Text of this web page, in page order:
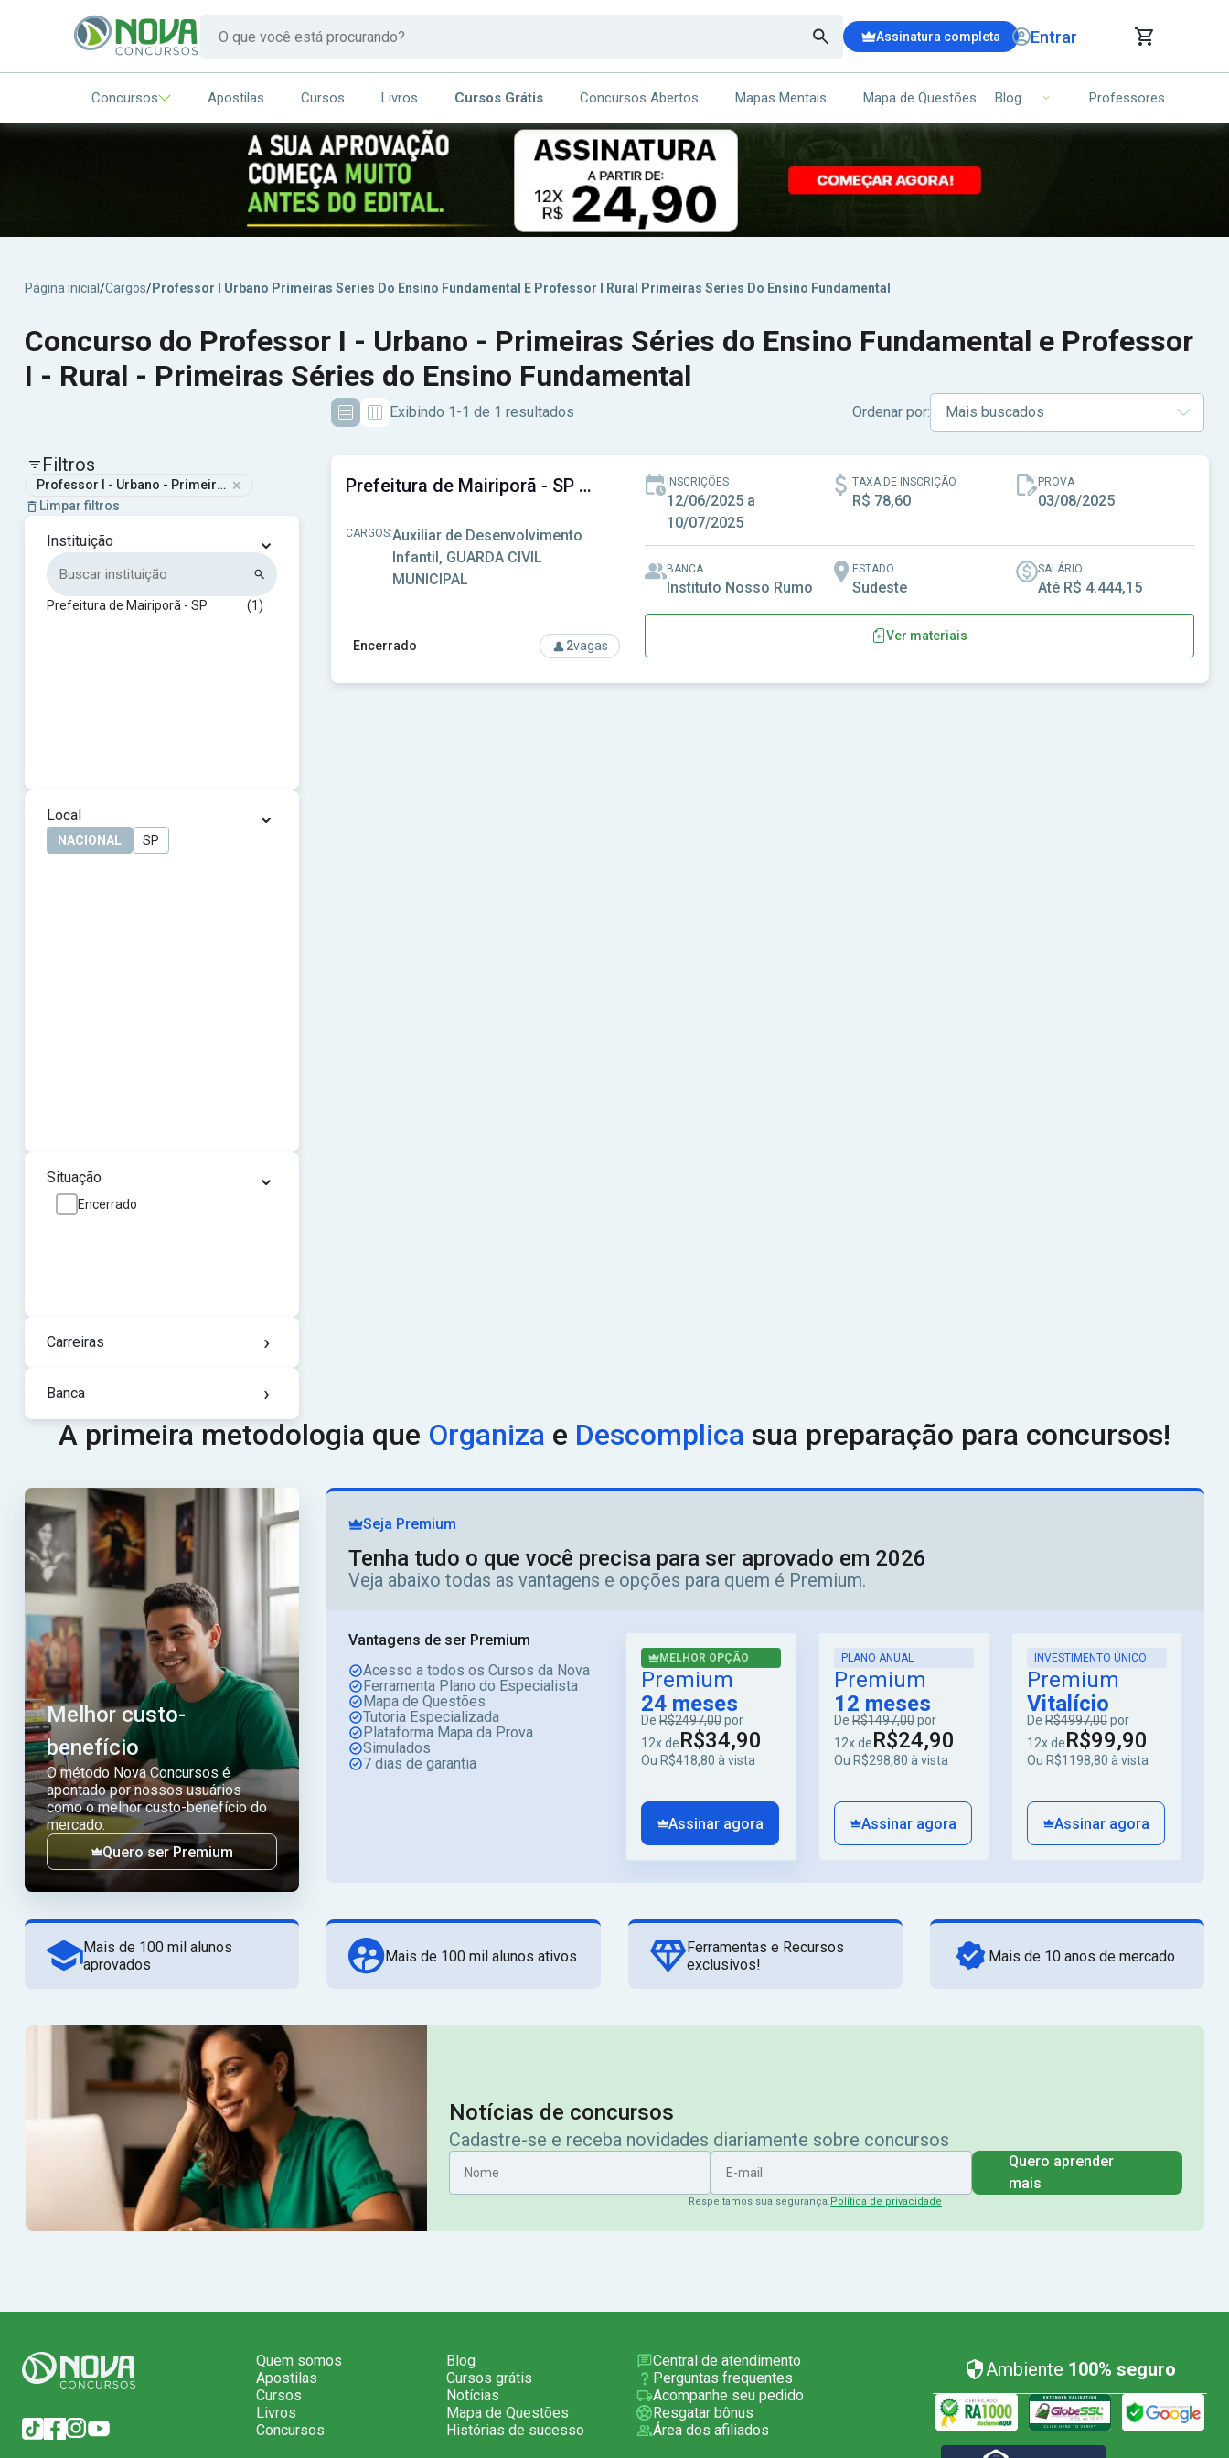
Assinatura completa Entrar
CARRINHO DE COMPRAS
ITENS (00)
Seu carrinho ainda está vazio.
Concursos Apostilas Cursos Livros Cursos Grátis Concursos Abertos Mapas Mentais Mapa de Questões Blog Professores
Página inicial /Cargos/Professor I Urbano Primeiras Series Do Ensino Fundamental E Professor I Rural Primeiras Series Do Ensino Fundamental
Concurso do Professor I - Urbano - Primeiras Séries do Ensino Fundamental e Professor
I - Rural - Primeiras Séries do Ensino Fundamental
Exibindo 1-1 de 1 resultados Ordenar por:
Filtros
Professor I - Urbano - Primeiras Séries do Ensino Fundamental e Professor I - Rural - Primeiras Séries do Ensino Fundamental
×
Limpar filtros
Instituição ⌄
Prefeitura de Mairiporã - SP (1)
Local ⌄
NACIONAL SP
Situação ⌄
Encerrado
Carreiras ›
Banca ›
Encerrado 2vagas
Prefeitura de Mairiporã - SP - Prefeitura Municipal de Mairiporã - SP
CARGOS:Auxiliar de Desenvolvimento
Infantil, GUARDA CIVIL
MUNICIPAL
INSCRIÇÕES
12/06/2025 a
10/07/2025
TAXA DE INSCRIÇÃO
R$ 78,60
PROVA
03/08/2025
BANCA
Instituto Nosso Rumo
ESTADO
Sudeste
SALÁRIO
Até R$ 4.444,15
Ver materiais
A primeira metodologia que Organiza e Descomplica sua preparação para concursos!
Melhor custo-
benefício
O método Nova Concursos é
apontado por nossos usuários
como o melhor custo-benefício do
mercado.
Quero ser Premium
Seja Premium
Tenha tudo o que você precisa para ser aprovado em 2026
Veja abaixo todas as vantagens e opções para quem é Premium.
Vantagens de ser Premium
Acesso a todos os Cursos da Nova
Ferramenta Plano do Especialista
Mapa de Questões
Tutoria Especializada
Plataforma Mapa da Prova
Simulados
7 dias de garantia
MELHOR OPÇÃO
Premium
24 meses
De R$2497,00por
12x deR$34,90
Ou R$418,80 à vista
Assinar agora
PLANO ANUAL
Premium
12 meses
De R$1497,00por
12x deR$24,90
Ou R$298,80 à vista
Assinar agora
INVESTIMENTO ÚNICO
Premium
Vitalício
De R$4997,00por
12x deR$99,90
Ou R$1198,80 à vista
Assinar agora
Mais de 100 mil alunos
aprovados
Mais de 100 mil alunos ativos
Ferramentas e Recursos
exclusivos!
Mais de 10 anos de mercado
Notícias de concursos
Cadastre-se e receba novidades diariamente sobre concursos
Nome
E-mail
Quero aprender
mais
Respeitamos sua segurança.Política de privacidade
Quem somos
Apostilas
Cursos
Livros
Concursos
Blog
Cursos grátis
Notícias
Mapa de Questões
Histórias de sucesso
Central de atendimento
Perguntas frequentes
Acompanhe seu pedido
Resgatar bônus
Área dos afiliados
Ambiente 100% seguro